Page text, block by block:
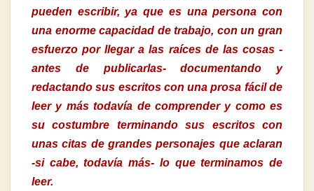
pueden escribir, ya que es una persona con
una enorme capacidad de trabajo, con un gran
esfuerzo por llegar a las raíces de las cosas -
antes de publicarlas- documentando y
redactando sus escritos con una prosa fácil de
leer y más todavía de comprender y como es
su costumbre terminando sus escritos con
unas citas de grandes personajes que aclaran
-si cabe, todavía más- lo que terminamos de
leer.